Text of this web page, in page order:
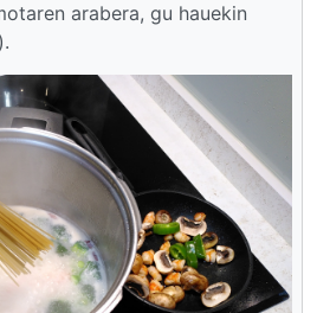
arabera, gu hauekin